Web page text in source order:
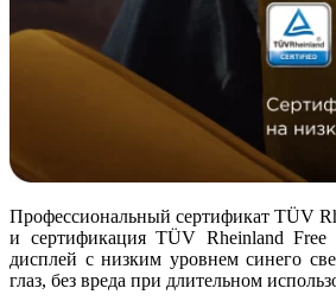
Профессиональный сертификат TÜV
и сертификация TÜV Rheinland
дисплей с низким уровнем синего
глаз, без вреда при длительном